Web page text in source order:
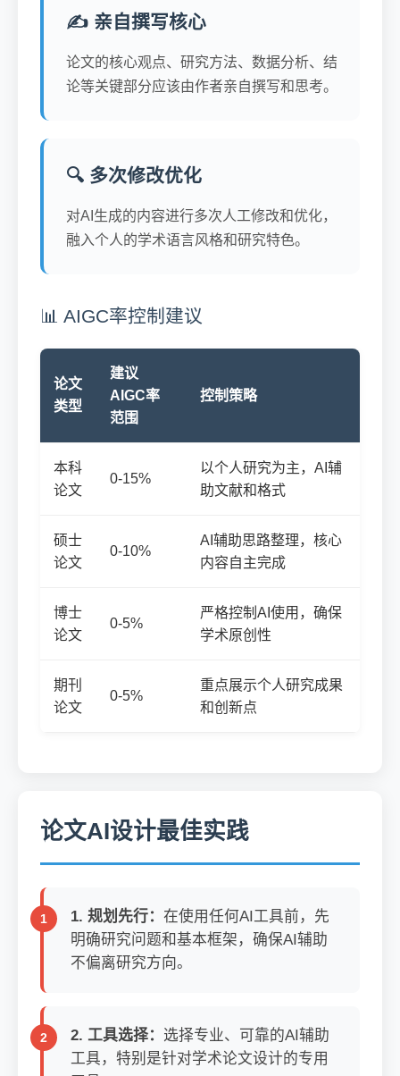
✍️ 亲自撰写核心
论文的核心观点、研究方法、数据分析、结
论等关键部分应该由作者亲自撰写和思考。
🔍 多次修改优化
对AI生成的内容进行多次人工修改和优化，
融入个人的学术语言风格和研究特色。
📊 AIGC率控制建议
论文
类型
建议
AIGC率
范围
控制策略
本科
论文
0-15%
以个人研究为主，AI辅
助文献和格式
硕士
论文
0-10%
AI辅助思路整理，核心
内容自主完成
博士
论文
0-5%
严格控制AI使用，确保
学术原创性
期刊
论文
0-5%
重点展示个人研究成果
和创新点
论文AI设计最佳实践
1. 规划先行： 在使用任何AI工具前，先
明确研究问题和基本框架，确保AI辅助
不偏离研究方向。
2. 工具选择： 选择专业、可靠的AI辅助
工具，特别是针对学术论文设计的专用